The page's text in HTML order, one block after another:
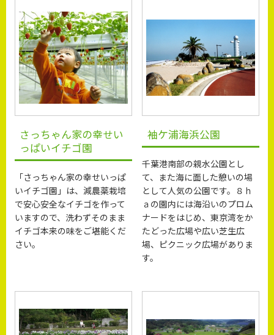
さっちゃん家の幸せい
っぱいイチゴ園
「さっちゃん家の幸せいっぱ
いイチゴ園」は、減農薬栽培
で安心安全なイチゴを作って
いますので、洗わずそのまま
イチゴ本来の味をご堪能くだ
さい。
袖ケ浦海浜公園
千葉港南部の親水公園とし
て、また海に面した憩いの場
として人気の公園です。８ｈ
ａの園内には海沿いのプロム
ナードをはじめ、東京湾をか
たどった広場や広い芝生広
場、ピクニック広場がありま
す。